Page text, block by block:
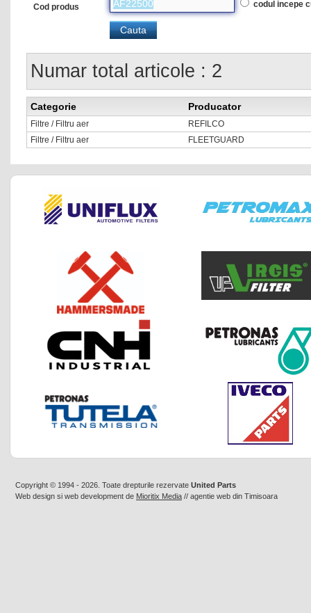
Cod produs codul incepe
Numar total articole : 2
Categorie Producator
Filtre / Filtru aer
REFILCO
Filtre / Filtru aer
FLEETGUARD
Copyright © 1994 - 2026. Toate drepturile rezervate United Parts
Web design si web development de Mioritix Media // agentie web din Timisoara